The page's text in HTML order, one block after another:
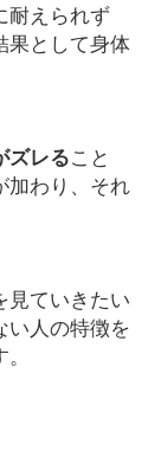
耐えられず
果として身体
ズレること
加わり、それ
見ていきたい
い人の特徴を